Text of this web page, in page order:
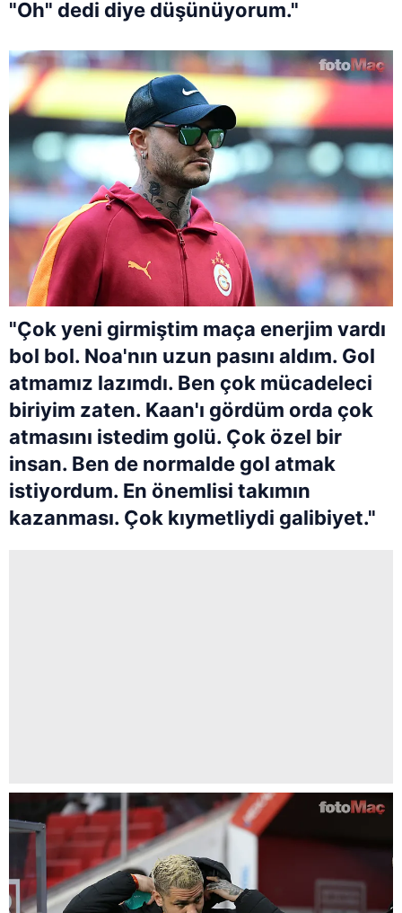
"Oh" dedi diye düşünüyorum."
"Çok yeni girmiştim maça enerjim vardı
bol bol. Noa'nın uzun pasını aldım. Gol
atmamız lazımdı. Ben çok mücadeleci
biriyim zaten. Kaan'ı gördüm orda çok
atmasını istedim golü. Çok özel bir
insan. Ben de normalde gol atmak
istiyordum. En önemlisi takımın
kazanması. Çok kıymetliydi galibiyet."